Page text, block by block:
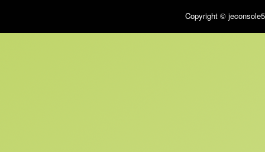
Copyright ©